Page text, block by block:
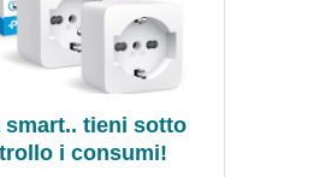
smart.. tieni sotto
i consumi!